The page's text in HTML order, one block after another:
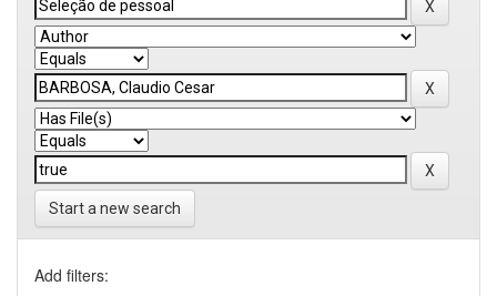
Start a new search
Add filters: